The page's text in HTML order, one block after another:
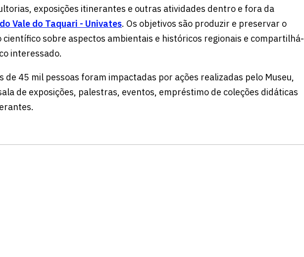
exposições itinerantes e outras atividades dentro e fora da
Vale do Taquari - Univates. Os objetivos são produzir e preservar o
científico sobre aspectos ambientais e históricos regionais e compartilhá-
interessado.
de 45 mil pessoas foram impactadas por ações realizadas pelo Museu,
de exposições, palestras, eventos, empréstimo de coleções didáticas